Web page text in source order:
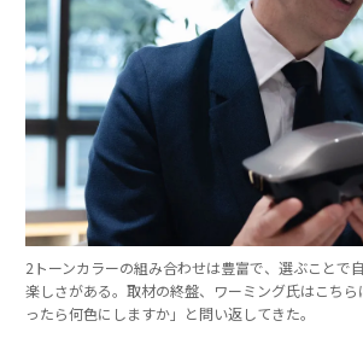
2トーンカラーの組み合わせは豊富で、選ぶことで
楽しさがある。取材の終盤、ワーミング氏はこちら
ったら何色にしますか」と問い返してきた。